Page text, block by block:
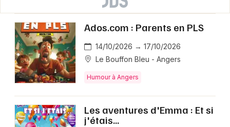
Ados.com : Parents en PLS
14/10/2026 → 17/10/2026
Le Bouffon Bleu - Angers
Humour à Angers
Les aventures d'Emma : Et si
j'étais...